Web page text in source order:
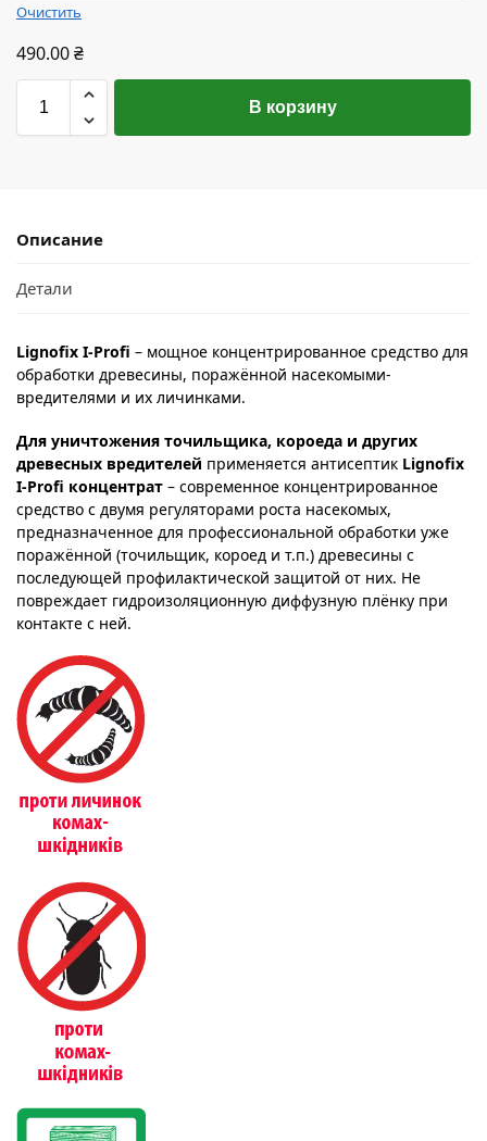
Очистить
490.00₴
В корзину
Описание
Детали
Lignofix I-Profi – мощное концентрированное средство для
обработки древесины, поражённой насекомыми-
вредителями и их личинками.
Для уничтожения точильщика, короеда и других
древесных вредителей применяется антисептик Lignofix
I-Profi концентрат – современное концентрированное
средство с двумя регуляторами роста насекомых,
предназначенное для профессиональной обработки уже
поражённой (точильщик, короед и т.п.) древесины с
последующей профилактической защитой от них. Не
повреждает гидроизоляционную диффузную плёнку при
контакте с ней.